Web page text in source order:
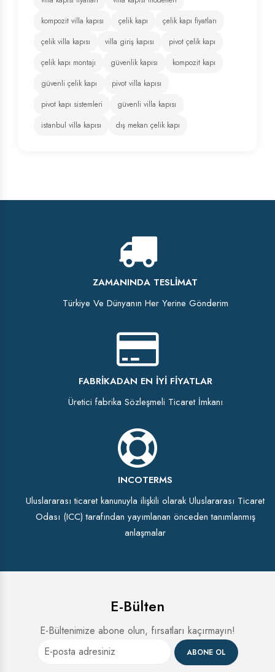
kompozit villa kapısı
çelik kapı
çelik kapı fiyatları
çelik villa kapısı
villa giriş kapısı
pivot çelik kapı
çelik kapı montajı
güvenlik kapısı
kompozit kapı
güvenli çelik kapı
pivot villa kapısı
pivot kapı sistemleri
güvenli villa kapısı
istanbul villa kapısı
dış mekan çelik kapı
ZAMANINDA TESLIMAT
Türkiye Ve Dünyanın Her Yerine Gönderim
FABRIKADAN EN İYI FIYATLAR
Üretici fabrika Sözleşmeli Ticaret İmkanı
INCOTERMS
Uluslararası ticaret kanunuyla ilişkili olarak Uluslararası Ticaret
Odası (ICC) tarafından yayımlanan önceden tanımlanmış
anlaşmalar
E-Bülten
E-Bültenimize abone olun, fırsatları kaçırmayın!
ABONE OL